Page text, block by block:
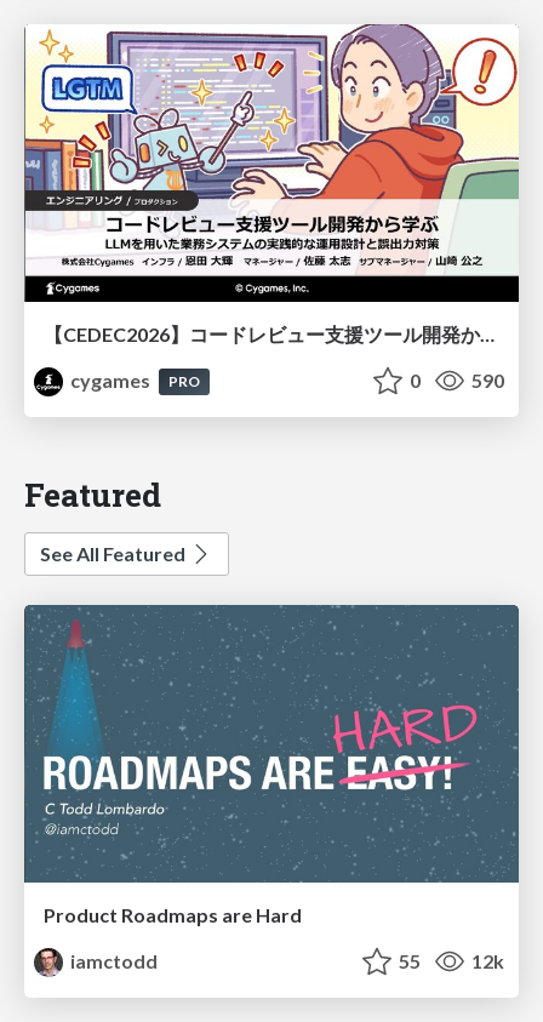
【CEDEC2026】コードレビュー支援ツール開発から学ぶ：LLMを用いた業務システムの実践的な運用設計と誤出力対策
cygames
PRO 0 590
Featured
See All Featured
Product Roadmaps are Hard
iamctodd
55 12k